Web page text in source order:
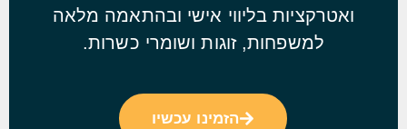
ואטרקציות בליווי אישי ובהתאמה מלאה
למשפחות, זוגות ושומרי כשרות.
הזמינו עכשיו